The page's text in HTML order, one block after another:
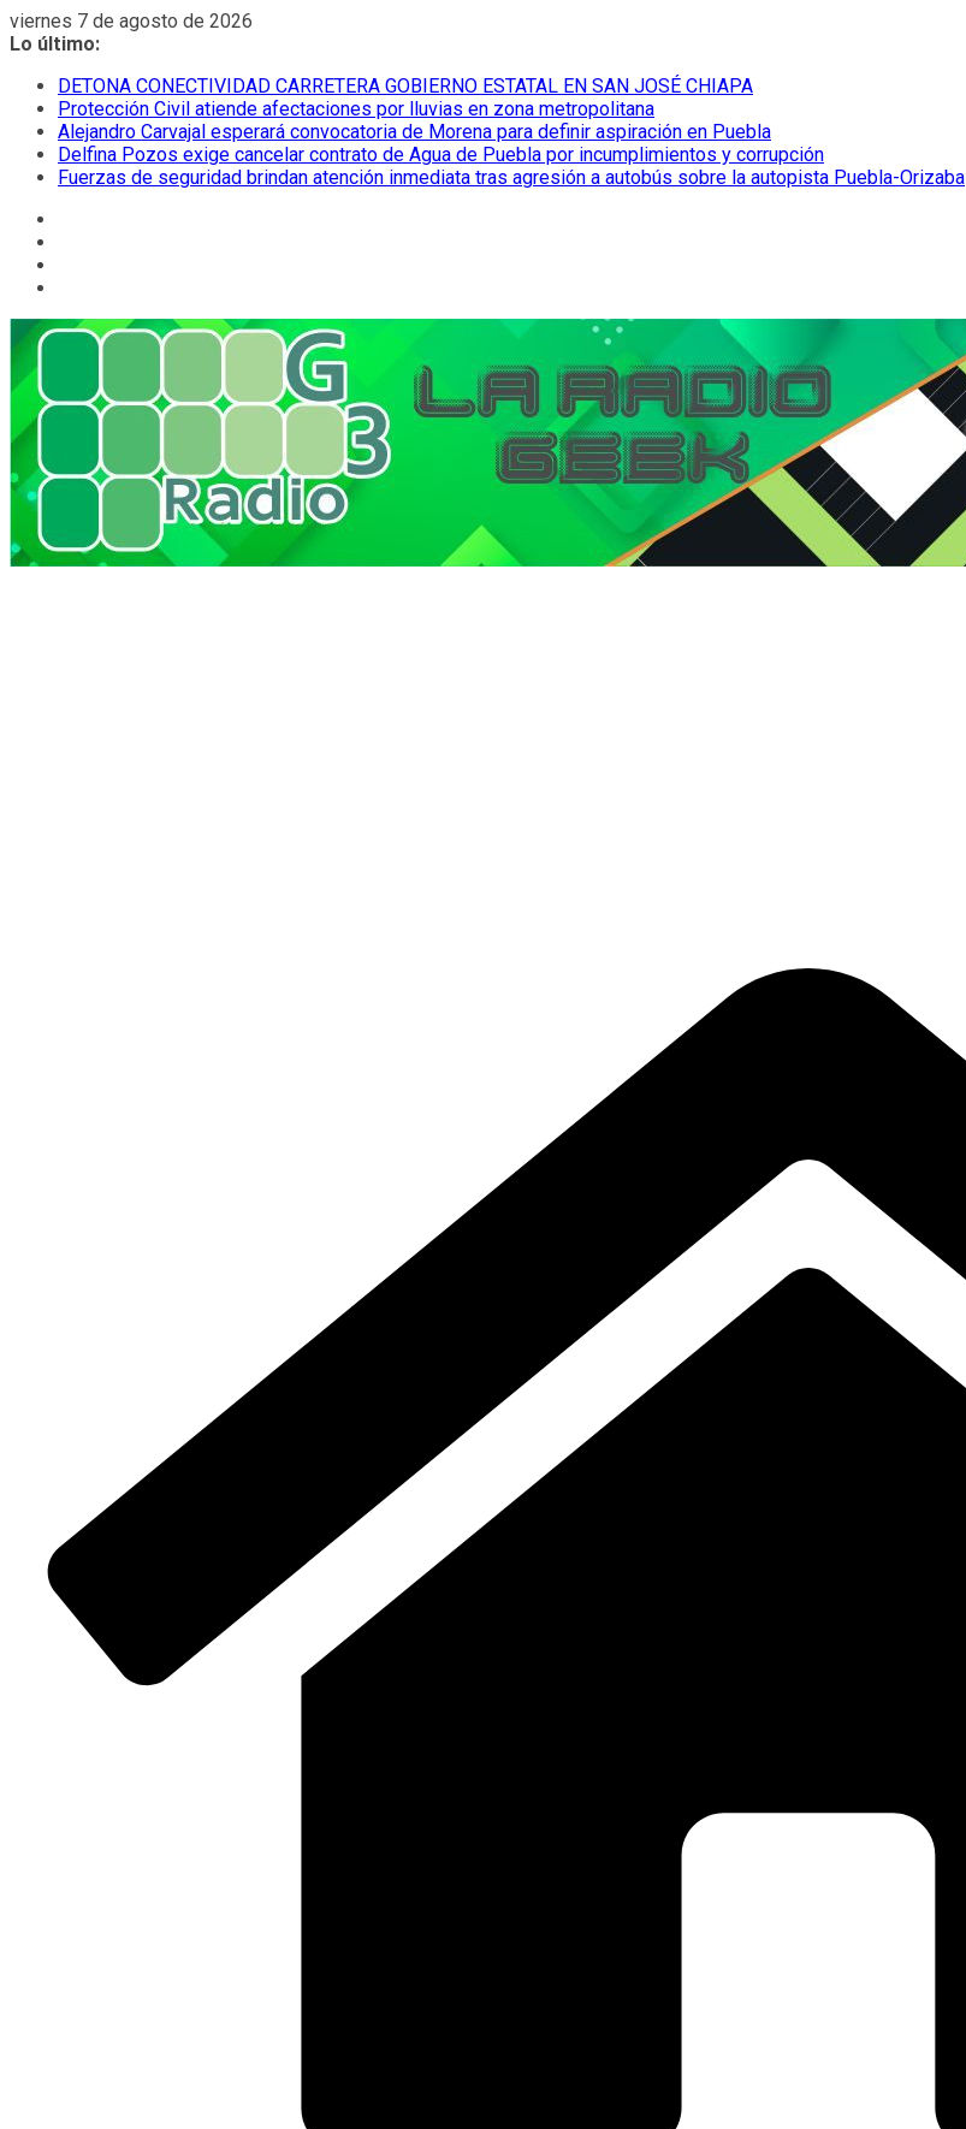
Saltar
al
viernes 7 de agosto de 2026
Lo último:
DETONA CONECTIVIDAD CARRETERA GOBIERNO ESTATAL EN SAN JOSÉ CHIAPA
Protección Civil atiende afectaciones por lluvias en zona metropolitana
Alejandro Carvajal esperará convocatoria de Morena para definir aspiración en Puebla
Delfina Pozos exige cancelar contrato de Agua de Puebla por incumplimientos y corrupción
Fuerzas de seguridad brindan atención inmediata tras agresión a autobús sobre la autopista Puebla-Orizaba